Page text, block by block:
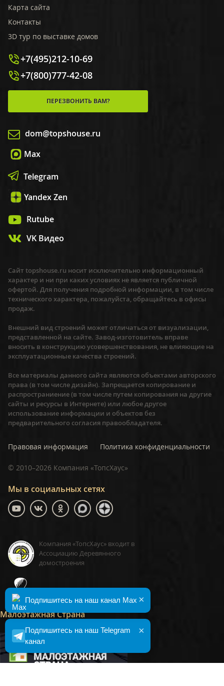
Карта сайта
Контакты
3D тур по выставке домов
+7(495)212-10-69
+7(800)777-42-08
ПЕРЕЗВОНИТЬ ВАМ?
dom@topshouse.ru
Max
Telegram
Yandex Zen
Rutube
VK Видео
Мы в социальных сетях
Компания «ТопсХаус» входит в
Ассоциацию Деревянного
домостроения
Малоэтажная Страна
Сайт topshouse.ru носит исключительно информационный
характер и ни при каких условиях не является публичной
офертой. Для получения подробной информации, в том числе
технического характера, пожалуйста, обращайтесь в офисы
продаж.
Внешний вид строений может отличаться от визуализации,
представленной на сайте. Завод-изготовитель вправе
вносить в конструкцию усовершенствования, не влияющие на
эксплуатационные качества строений.
Все материалы данного сайта являются объектами авторского
права (в том числе дизайн). Запрещается копирование и
распространиение (в том числе путем копирования на другие
сайты и ресурсы в Интернете) или любое другое
использование информации и объектов без
предварительного согласия правообладателя.
Правовая информация Политика конфиденциальности
© 2010–2026 Компания «ТопсХаус»
×
Подпишитесь на наш Telegram
канал
×
Подпишитесь на наш канал Max